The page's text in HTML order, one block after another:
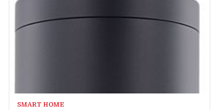
SMART HOME